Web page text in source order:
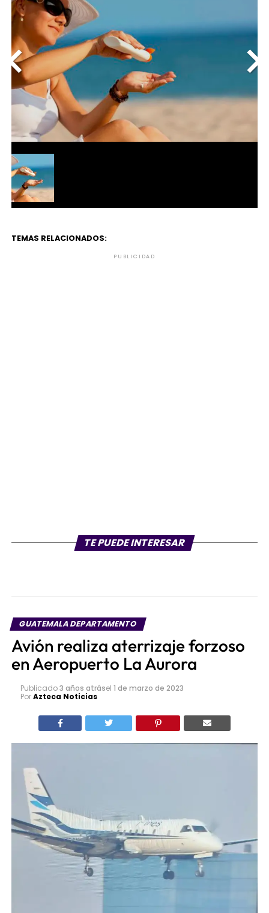
< >
TEMAS RELACIONADOS:
PUBLICIDAD
TE PUEDE INTERESAR
GUATEMALA DEPARTAMENTO
Avión realiza aterrizaje forzoso
en Aeropuerto La Aurora
Publicado3 años atrásel 1 de marzo de 2023
PorAzteca Noticias